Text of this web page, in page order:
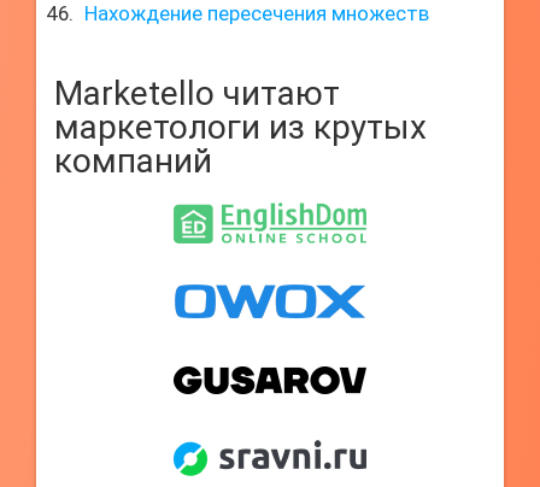
Нахождение пересечения множеств
Marketello читают
маркетологи из крутых
компаний